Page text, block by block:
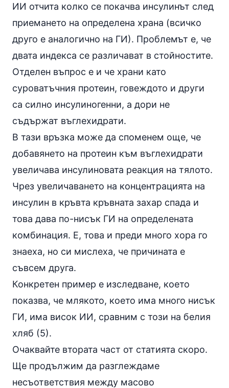
ИИ отчита колко се покачва инсулинът след
приемането на определена храна (всичко
друго е аналогично на ГИ). Проблемът е, че
двата индекса се различават в стойностите.
Отделен въпрос е и че храни като
суроватъчния протеин, говеждото и други
са силно инсулиногенни, а дори не
съдържат въглехидрати.
В тази връзка може да споменем още, че
добавянето на протеин към въглехидрати
увеличава инсулиновата реакция на тялото.
Чрез увеличаването на концентрацията на
инсулин в кръвта кръвната захар спада и
това дава по-нисък ГИ на определената
комбинация. Е, това и преди много хора го
знаеха, но си мислеха, че причината е
съвсем друга.
Конкретен пример е изследване, което
показва, че млякото, което има много нисък
ГИ, има висок ИИ, сравним с този на белия
хляб (5).
Очаквайте втората част от статията скоро.
Ще продължим да разглеждаме
несъответствия между масово